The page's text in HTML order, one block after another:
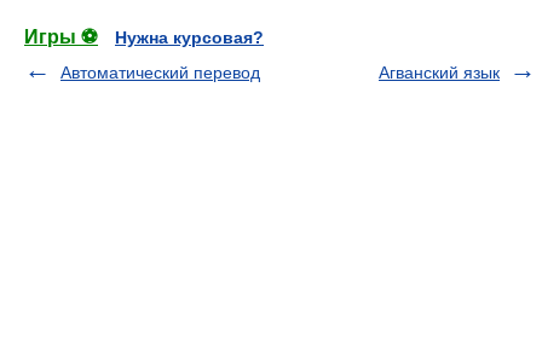
Игры ⚽
Нужна курсовая?
Автоматический перевод
Агванский язык